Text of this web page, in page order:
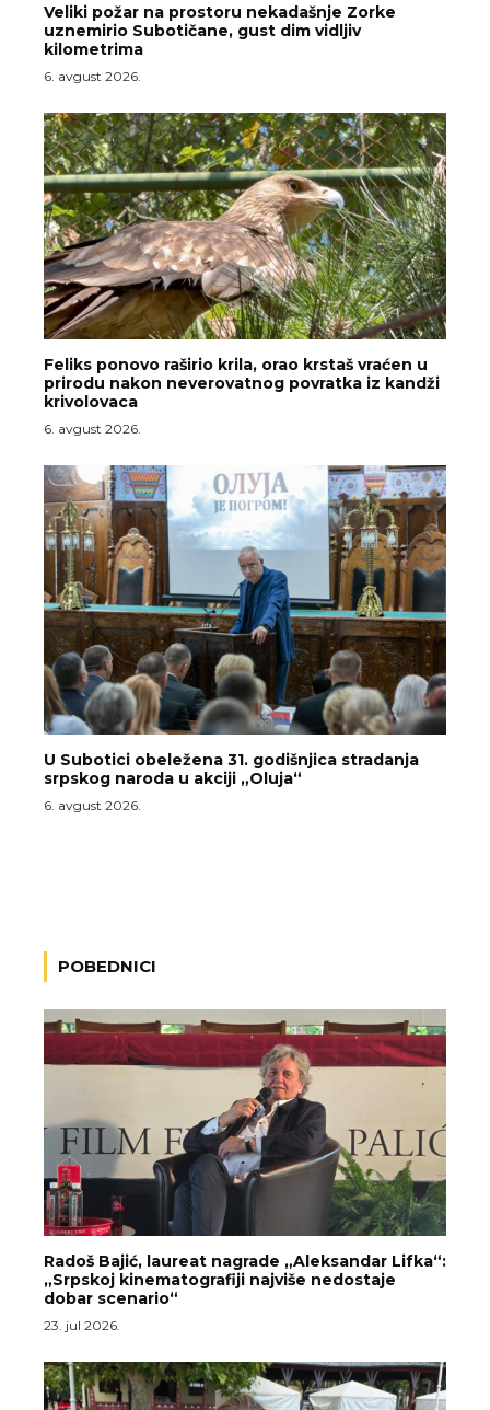
Veliki požar na prostoru nekadašnje Zorke
uznemirio Subotičane, gust dim vidljiv
kilometrima
6. avgust 2026.
Feliks ponovo raširio krila, orao krstaš vraćen u
prirodu nakon neverovatnog povratka iz kandži
krivolovaca
6. avgust 2026.
U Subotici obeležena 31. godišnjica stradanja
srpskog naroda u akciji „Oluja“
6. avgust 2026.
POBEDNICI
Radoš Bajić, laureat nagrade „Aleksandar Lifka“:
„Srpskoj kinematografiji najviše nedostaje
dobar scenario“
23. jul 2026.